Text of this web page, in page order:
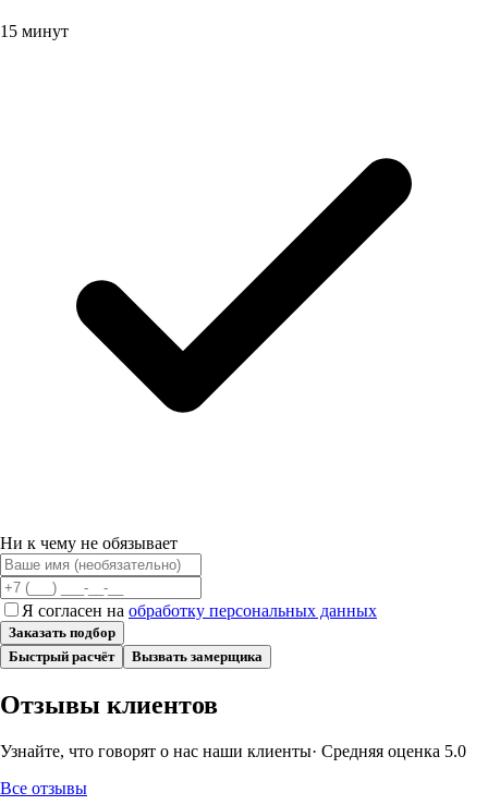
15 минут
Ни к чему не обязывает
Я согласен на обработку персональных данных
Заказать подбор
Быстрый расчёт
Вызвать замерщика
Отзывы клиентов
Узнайте, что говорят о нас наши клиенты· Средняя оценка 5.0
Все отзывы